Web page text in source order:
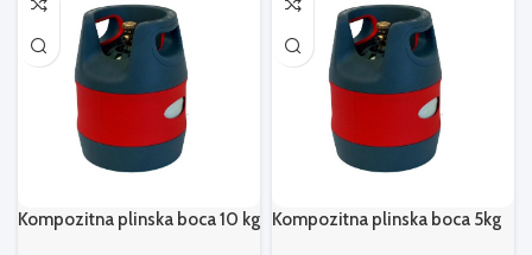
Kompozitna plinska boca 10 kg Kompozitna plinska boca 5kg